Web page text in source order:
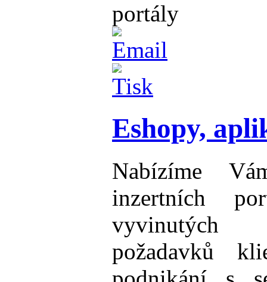
portály
Eshopy,
Nabízíme
inzertních
vyvinutých
požadavků